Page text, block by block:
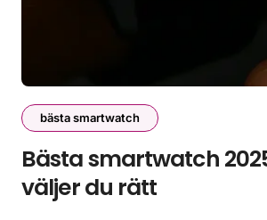
bästa smartwatch
Bästa smartwatch
väljer du rätt